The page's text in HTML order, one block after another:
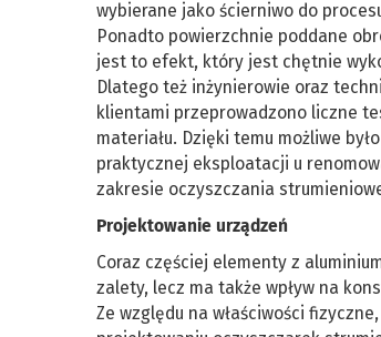
wybierane jako ścierniwo do
Ponadto powierzchnie poddane
jest to efekt, który jest chętnie
Dlatego też inżynierowie oraz
klientami przeprowadzono liczne
materiału. Dzięki temu możliwe
praktycznej eksploatacji u
zakresie oczyszczania
Projektowanie urządzeń
Coraz częściej elementy z
zalety, lecz ma także wpływ na
Ze względu na właściwości